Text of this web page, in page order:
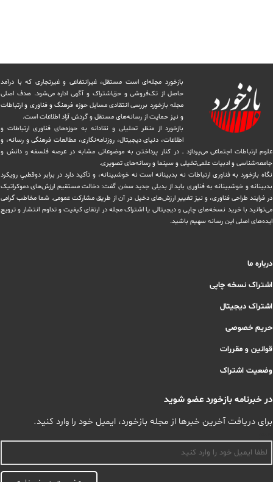
بازخورد مجله‌ای است مستقل، غیرانتفاعی و غیرتجاری که با درآمد
حاصل از تک‌فروشی و حق‌اشتراک و آگهی اداره می‌شود. ‏هدف اصلی
مجله بازخورد بررسی انتقادی مسایل حوزه فرهنگ و فناوری و ارتباطات
و نیز حمایت از رسانه‌های مستقل و‌ گردش ‏آزاد اطلاعات است.
بازخورد از منظر تحلیلی و نقادانه به حوزه‌های فناوری ارتباطات و
اطلاعات، دنیای دیجیتال، روزنامه‌نگاری، ‏مطالعات فرهنگی و رسانه، و
علوم ارتباطات اجتماعی می‌پردازد ــ در کنار پرداختن به موضوعاتی مشابه در عرصه فلسفه و دانش و
‏جامعه‌شناسی و ادبیات علمی‌تخیلی و سینما و رسانه‌های تصویری.
نگاه بازخورد به فناوری ارتباطات نه بدبینانه است نه خوشبینانه، و تأکید دارد ‏در برابر دوقطبیِ رویکرد
بدبینانه و خوشبینانه به فناوری باید از بدیلی جدید سخن گفت: دخالت مستقیم ارزش‌های دموکراتیک
در ‏فرایند طراحی فناوری، و نیز تغییر ارزش‌های دخيل در آن از طریق مشاركت عمومی. شما مخاطب گرامی
می‌توانید با خرید نسخه‌های چاپی و دیجیتالی یا ‏اشتراک مجله در ارتقای کیفیت و تداوم انتشار و ترویج
ایده‌های اصلی این رسانه سهیم باشید.
درباره ما
اشتراک نسخه چاپی
اشتراک دیجیتال
حریم خصوصی
قوانین و مقررات
وضعیت اشتراک
در خبرنامه بازخورد عضو شوید
برای دریافت آخرین خبرها از مجله بازخورد، ایمیل خود را وارد کنید.